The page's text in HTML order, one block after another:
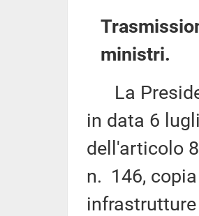
ministri.
La
in data 6
dell'articolo
n. 146,